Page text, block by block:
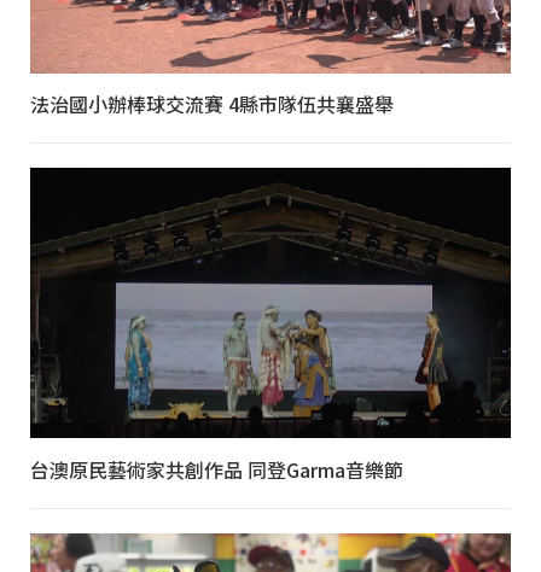
法治國小辦棒球交流賽 4縣市隊伍共襄盛舉
台澳原民藝術家共創作品 同登Garma音樂節